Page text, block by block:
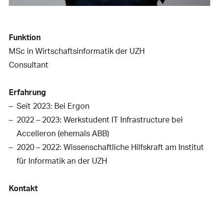
Funktion
MSc in Wirtschaftsinformatik der UZH
Consultant
Erfahrung
Seit 2023: Bei Ergon
2022 – 2023: Werkstudent IT Infrastructure bei
Accelleron (ehemals ABB)
2020 – 2022: Wissenschaftliche Hilfskraft am Institut
für Informatik an der UZH
Kontakt